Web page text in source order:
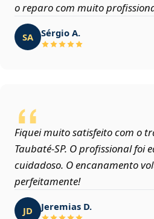
o reparo com muito
SA Sérgio A.
Fiquei muito satisfeito com o
Taubaté‑SP. O profissional foi
cuidadoso. O encanamento
perfeitamente!
JD Jeremias D.